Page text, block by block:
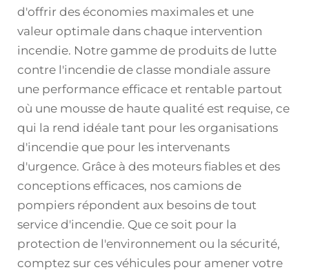
d'offrir des économies maximales et une
valeur optimale dans chaque intervention
incendie. Notre gamme de produits de lutte
contre l'incendie de classe mondiale assure
une performance efficace et rentable partout
où une mousse de haute qualité est requise, ce
qui la rend idéale tant pour les organisations
d'incendie que pour les intervenants
d'urgence. Grâce à des moteurs fiables et des
conceptions efficaces, nos camions de
pompiers répondent aux besoins de tout
service d'incendie. Que ce soit pour la
protection de l'environnement ou la sécurité,
comptez sur ces véhicules pour amener votre